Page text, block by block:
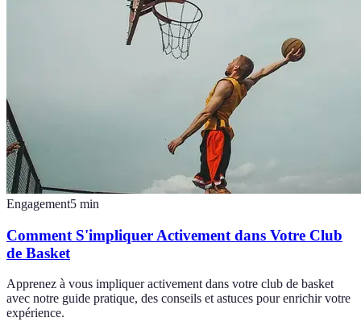
Engagement5 min
Comment S'impliquer Activement dans Votre Club
de Basket
Apprenez à vous impliquer activement dans votre club de basket
avec notre guide pratique, des conseils et astuces pour enrichir votre
expérience.